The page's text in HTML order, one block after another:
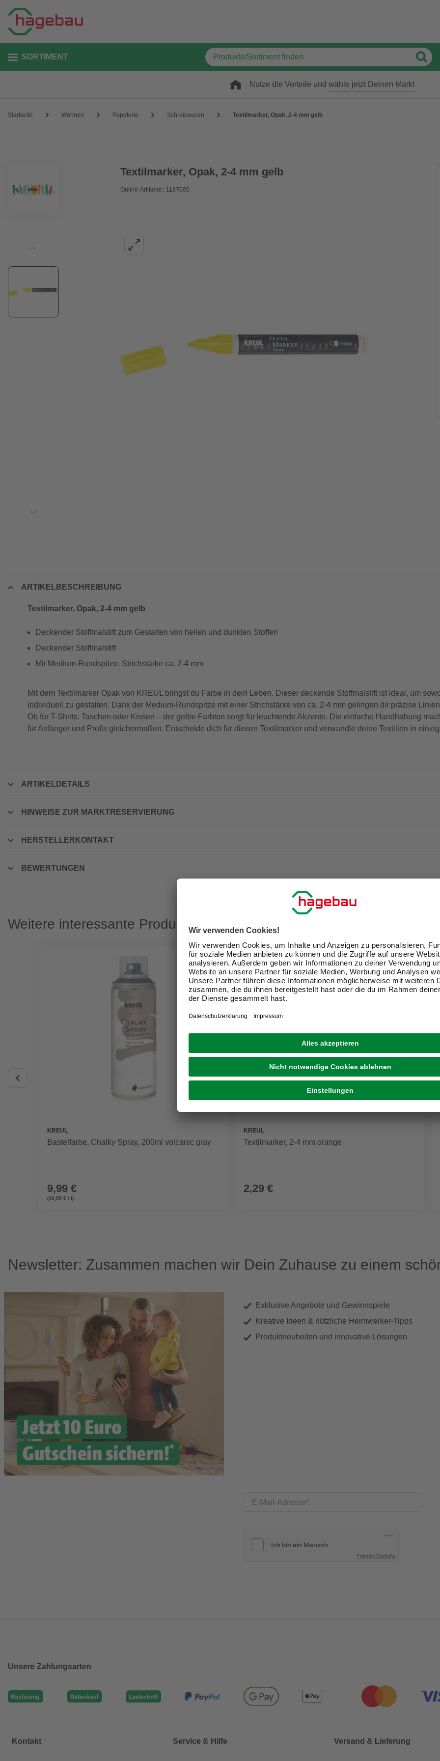
SORTIMENT
Nutze die Vorteile und wähle jetzt Deinen Markt
Startseite Wohnen Papeterie Schreibwaren Textilmarker, Opak, 2-4 mm gelb
Textilmarker, Opak, 2-4 mm gelb
Online-Artikelnr.: 1187005
ARTIKELBESCHREIBUNG
Textilmarker, Opak, 2-4 mm gelb
Deckender Stoffmalstift zum Gestalten von hellen und dunklen Stoffen
Deckender Stoffmalstift
Mit Medium-Rundspitze, Strichstärke ca. 2-4 mm
Mit dem Textilmarker Opak von KREUL bringst du Farbe in dein Leben. Dieser deckende Stoffmalstift ist ideal, um
individuell zu gestalten. Dank der Medium-Rundspitze mit einer Strichstärke von ca. 2-4 mm gelingen dir präzise
Ob für T-Shirts, Taschen oder Kissen – der gelbe Farbton sorgt für leuchtende Akzente. Die einfache Handhabung
für Anfänger und Profis gleichermaßen. Entscheide dich für diesen Textilmarker und verwandle deine Textilien in
ARTIKELDETAILS
HINWEISE ZUR MARKTRESERVIERUNG
HERSTELLERKONTAKT
BEWERTUNGEN
Weitere interessante Produkte
KREUL
Bastelfarbe, Chalky Spray, 200ml volcanic gray
9,99 €
(49,95 € / l)
KREUL
Textilmarker, 2-4 mm orange
2,29 €
Newsletter: Zusammen machen wir Dein Zuhause zu einem
Exklusive Angebote und Gewinnspiele
Kreative Ideen & nützliche Heimwerker-Tipps
Produktneuheiten und innovative Lösungen
E-Mail-Adresse
Friendly Captcha
Unsere Zahlungsarten
Kontakt Service & Hilfe Versand & Lieferung